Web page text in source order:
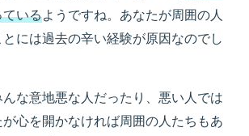
ているようですね。あなたが周囲の人
には過去の辛い経験が原因なのでし
な意地悪な人だったり、悪い人では
心を開かなければ周囲の人たちもあ